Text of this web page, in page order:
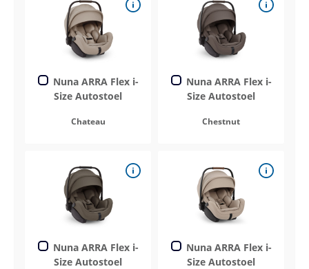
Nuna ARRA Flex i-
Size Autostoel
Chateau
Nuna ARRA Flex i-
Size Autostoel
Chestnut
Nuna ARRA Flex i-
Size Autostoel
Nuna ARRA Flex i-
Size Autostoel